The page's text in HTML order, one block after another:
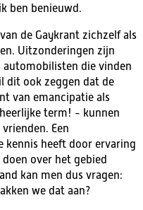
ben benieuwd.
de Gaykrant zichzelf als
Uitzonderingen zijn
die vinden
dit ook zeggen dat de
van emancipatie als
term! - kunnen
Een
kennis heeft door ervaring
over het gebied
kan men dus vragen:
we dat aan?